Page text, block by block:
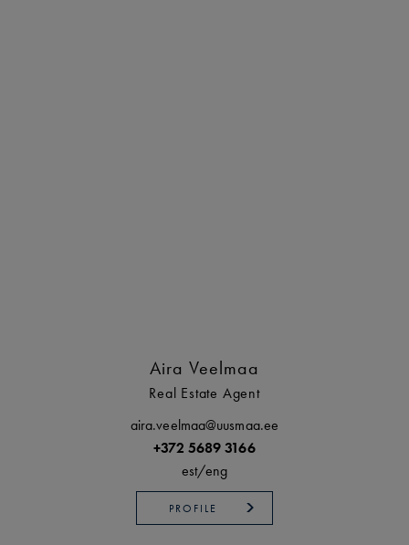
Aira Veelmaa
Real Estate Agent
aira.veelmaa@uusmaa.ee
+372 5689 3166
est/eng
PROFILE